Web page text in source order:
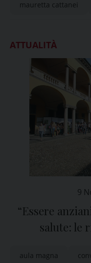
mauretta cattanei
ATTUALITÀ
9
“Essere
salute: le
aula magna